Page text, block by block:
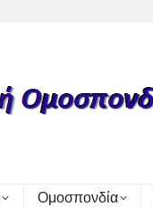
Ομοσπονδία